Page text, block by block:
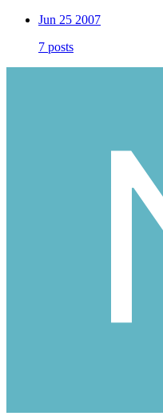
Jun 25 2007
7 posts